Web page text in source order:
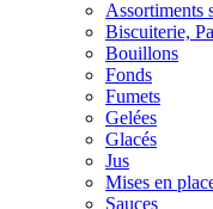
Assortiments
Biscuiterie,
Bouillons
Fonds
Fumets
Gelées
Glacés
Jus
Mises en
Sauces